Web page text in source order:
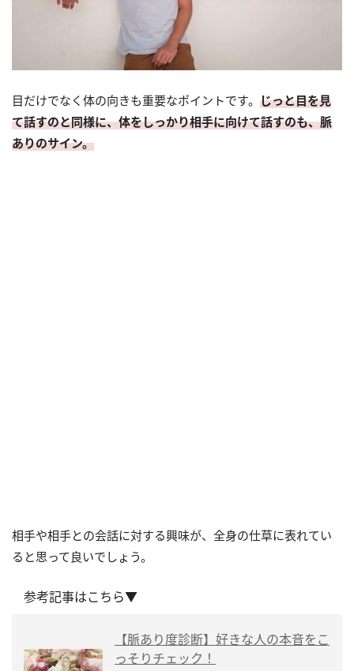
目だけでなく体の向きも重要なポイントです。 じっと目を見
て話すのと同様に、体をしっかり相手に向けて話すのも、脈
ありのサイン。
相手や相手との会話に対する興味が、全身の仕草に表れてい
ると思って良いでしょう。
参考記事はこちら▼
【脈あり度診断】好きな人の本音をこ
っそりチェック！